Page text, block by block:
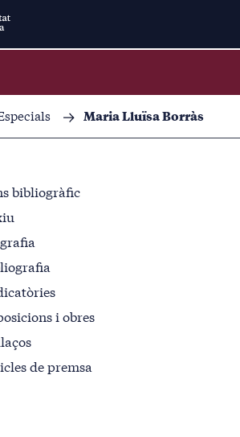
Maria Lluïsa Borràs
bibliogràfic
i obres
de premsa